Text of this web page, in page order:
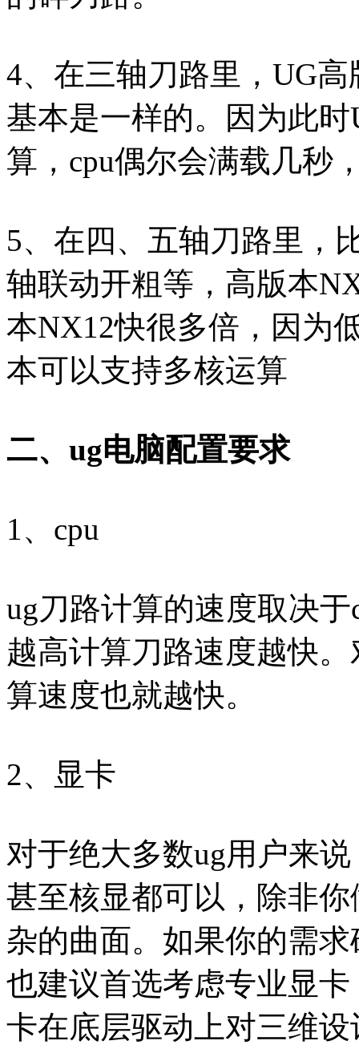
4、在三轴刀路里，UG
基本是一样的。因为此
算，cpu偶尔会满载几秒
5、在四、五轴刀路里，
轴联动开粗等，高版本
本NX12快很多倍，因为
本可以支持多核运算
二、ug电脑配置要求
1、cpu
ug刀路计算的速度取决
越高计算刀路速度越快
算速度也就越快。
2、显卡
对于绝大多数ug用户来
甚至核显都可以，除非
杂的曲面。如果你的需
也建议首选考虑专业显
卡在底层驱动上对三维